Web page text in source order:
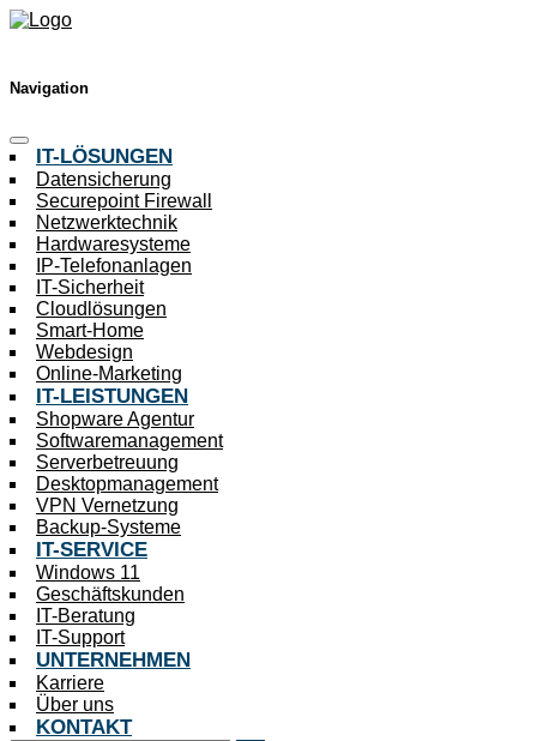
Navigation
IT-LÖSUNGEN
Datensicherung
Securepoint Firewall
Netzwerktechnik
Hardwaresysteme
IP-Telefonanlagen
IT-Sicherheit
Cloudlösungen
Smart-Home
Webdesign
Online-Marketing
IT-LEISTUNGEN
Shopware Agentur
Softwaremanagement
Serverbetreuung
Desktopmanagement
VPN Vernetzung
Backup-Systeme
IT-SERVICE
Windows 11
Geschäftskunden
IT-Beratung
IT-Support
UNTERNEHMEN
Karriere
Über uns
KONTAKT